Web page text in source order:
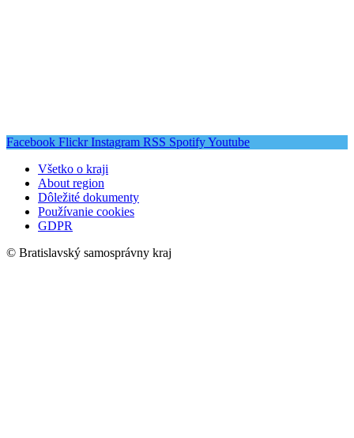
Facebook Flickr Instagram RSS SpotifyYoutube
Všetko o kraji
About region
Dôležité dokumenty
Používanie cookies
GDPR
© Bratislavský samosprávny kraj